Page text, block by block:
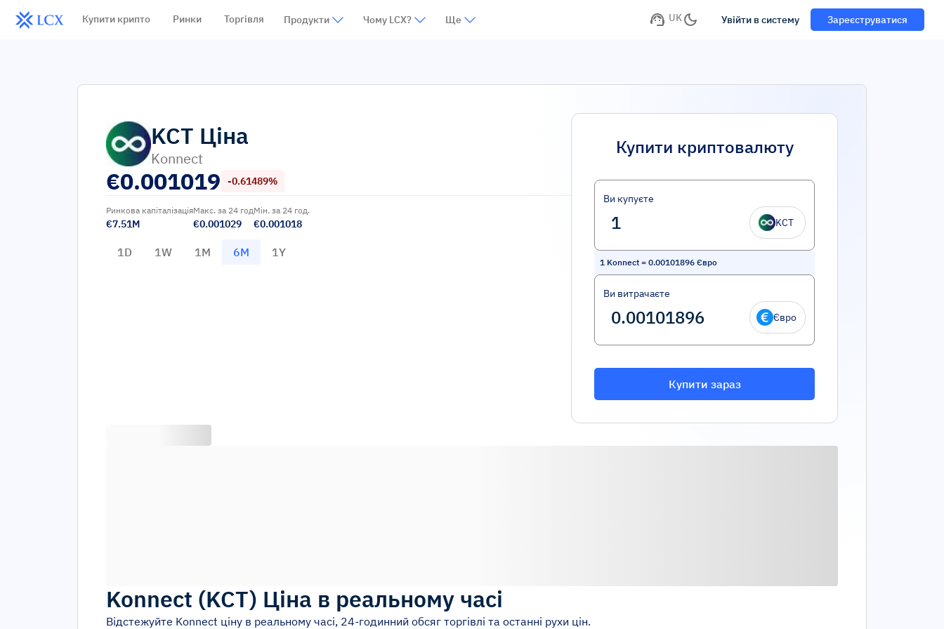
Купити крипто Ринки Торгівля Продукти Чому LCX? Ще UK Увійти в систему Зареєструватися
KCT Ціна
Konnect
€0.001019 -0.61489%
Ринкова капіталізація
€7.51M
Макс. за 24 год
€0.001029
Мін. за 24 год.
€0.001018
1D 1W 1M 6M 1Y
Купити криптовалюту
Ви купуєте
KCT
1 Konnect = 0.00101896 Євро
Ви витрачаєте
Євро
Купити зараз
Konnect (KCT) Ціна в реальному часі
Відстежуйте Konnect ціну в реальному часі, 24-годинний обсяг торгівлі та останні рухи цін.